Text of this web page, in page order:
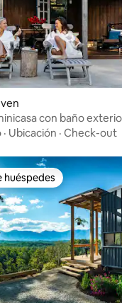
con baño
· Ubicación · Check-out
huéspedes
huéspedes